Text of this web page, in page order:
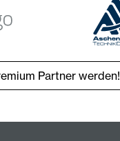
Partner werden!